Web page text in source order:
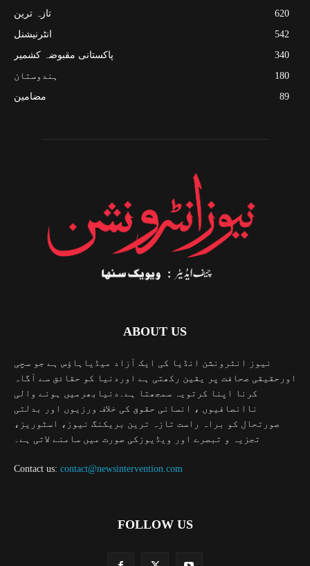
تازہ ترین
620
انٹرنیشنل
542
پاکستانی مقبوضہ کشمیر
340
ہندوستان
180
مضامین
89
ABOUT US
نیوز انٹرونشن انڈیا کی ایک آزاد میڈیاہاؤس ہے جو سچی
اورحقیقی صحافت پر یقین رکھتی ہے اوردنیا کو حقائق سے آگاہ
کرنا اپنا کرتویہ سمجھتا ہے۔دنیابھرمیں ہونے والی
ناانصافیوں ، انسانی حقوق کی خلاف ورزیوں اور بدلتی
صورتحال کو براہ راست تازہ ترین بریکنگ نیوز، اسٹوریز،
تجزیہ و تبصرے اور ویڈیوزکی صورت میں سامنے لاتی ہے۔
Contact us: contact@newsintervention.com
FOLLOW US